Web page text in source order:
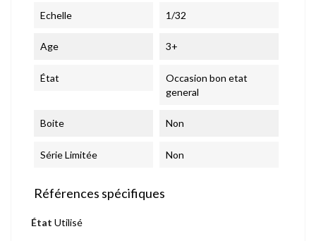
Echelle 1/32
Age 3+
État
Occasion bon etat
general
Boite Non
Série Limitée Non
Références spécifiques
État Utilisé